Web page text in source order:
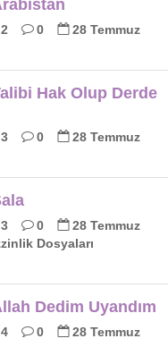
2 0
28 Temmuz
Hak Olup Derde
3 0
28 Temmuz
3 0
28 Temmuz
Dosyaları
Dedim Uyandım
4 0
28 Temmuz